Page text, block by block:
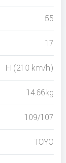
55
17
H (210 km/h)
14.66kg
109/107
TOYO